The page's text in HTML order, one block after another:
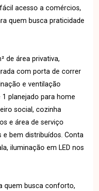
acesso a comércios,
quem busca praticidade
de área privativa,
com porta de correr
e ventilação
planejado para home
social, cozinha
e área de serviço
bem distribuídos. Conta
iluminação em LED nos
quem busca conforto,